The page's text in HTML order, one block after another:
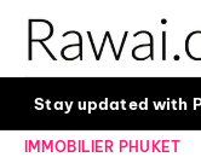
Stay updated with
IMMOBILIER PHUKET